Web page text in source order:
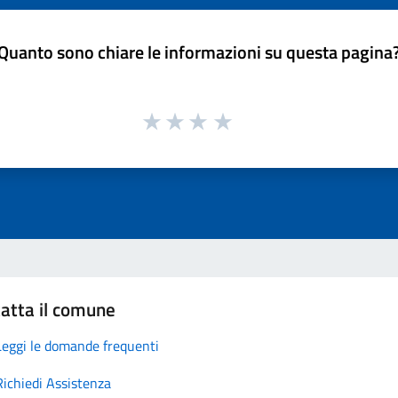
sono chiare le informazioni su questa
il comune
le domande frequenti
Assistenza